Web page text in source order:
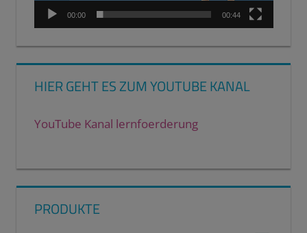
00:00 00:44
HIER GEHT ES ZUM YOUTUBE KANAL
YouTube Kanal lernfoerderung
PRODUKTE